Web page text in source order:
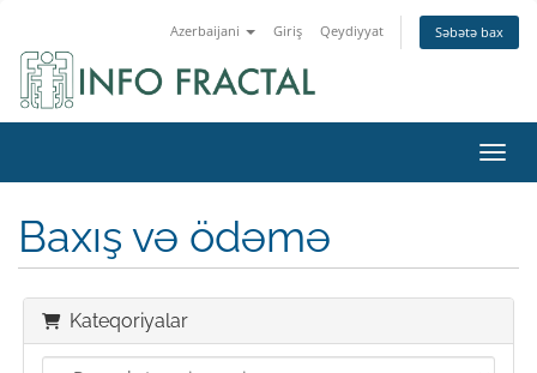
Azerbaijani Giriş Qeydiyyat Səbətə bax
Baxış və ödəmə
Kateqoriyalar